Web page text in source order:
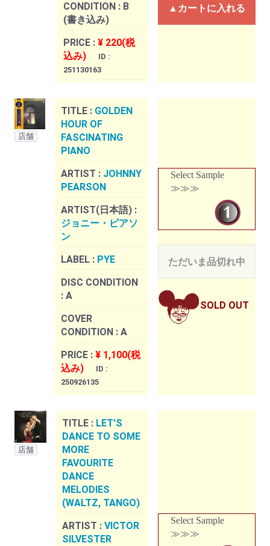
CONDITION : B
(書き込み)
PRICE : ¥ 220(税
込み)
ID :
251130163
▲カートに入れる
店舗
TITLE : GOLDEN
HOUR OF
FASCINATING
PIANO
ARTIST : JOHNNY
PEARSON
ARTIST(日本語) :
ジョニー・ピアソ
ン
LABEL : PYE
DISC CONDITION
: A
COVER
CONDITION : A
PRICE : ¥ 1,100(税
込み)
ID :
250926135
Select Sample
≫≫≫
ただいま品切れ中
SOLD OUT
店舗
TITLE : LET'S
DANCE TO SOME
MORE
FAVOURITE
DANCE
MELODIES
(WALTZ, TANGO)
ARTIST : VICTOR
SILVESTER
Select Sample
≫≫≫